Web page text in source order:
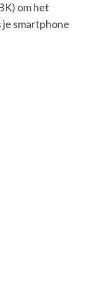
om het
je smartphone